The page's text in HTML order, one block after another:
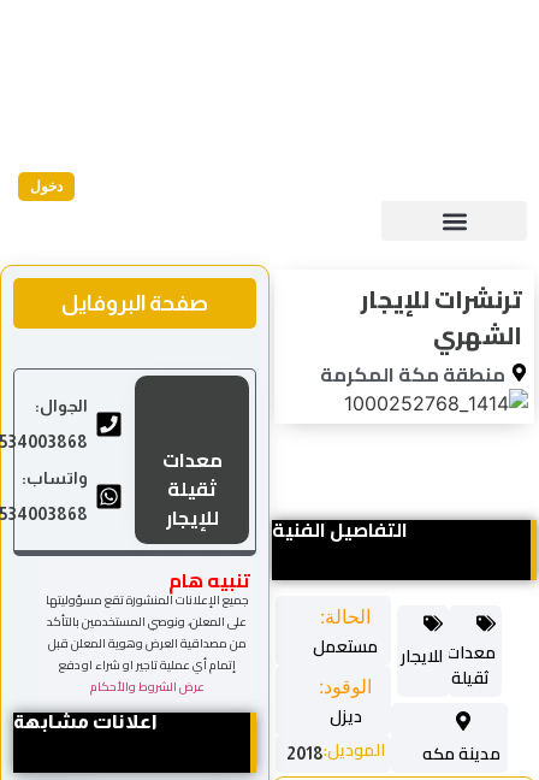
دخول
للإيجار
منطقة مكة المكرمة
التفاصيل الفنية
الحالة:
مستعمل
الوقود:
ديزل
الموديل:2018 مدينة مكه
معدات
ثقيلة
للايجار
صفحة البروفايل
معدات
ثقيلة
للإيجار
الجوال:
0534003868
واتساب:
0534003868
تنبيه هام
جميع الإعلانات المنشورة تقع مسؤوليتها
على المعلن، ونوصي المستخدمين بالتأكد
من مصداقية العرض وهوية المعلن قبل
إتمام أي عملية تاجير او شراء او دفع
عرض الشروط والأحكام
اعلانات مشابهة